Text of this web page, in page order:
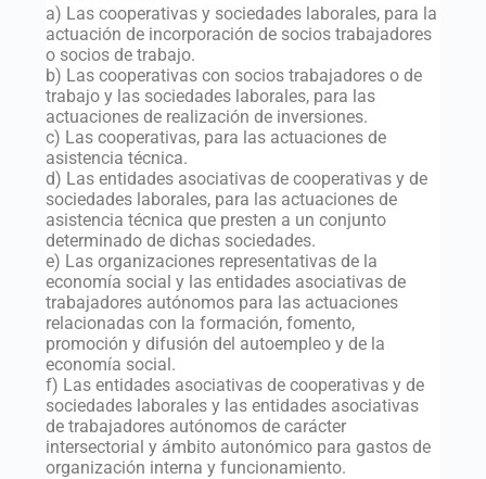
a) Las cooperativas y sociedades laborales, para la
actuación de incorporación de socios trabajadores
o socios de trabajo.
b) Las cooperativas con socios trabajadores o de
trabajo y las sociedades laborales, para las
actuaciones de realización de inversiones.
c) Las cooperativas, para las actuaciones de
asistencia técnica.
d) Las entidades asociativas de cooperativas y de
sociedades laborales, para las actuaciones de
asistencia técnica que presten a un conjunto
determinado de dichas sociedades.
e) Las organizaciones representativas de la
economía social y las entidades asociativas de
trabajadores autónomos para las actuaciones
relacionadas con la formación, fomento,
promoción y difusión del autoempleo y de la
economía social.
f) Las entidades asociativas de cooperativas y de
sociedades laborales y las entidades asociativas
de trabajadores autónomos de carácter
intersectorial y ámbito autonómico para gastos de
organización interna y funcionamiento.